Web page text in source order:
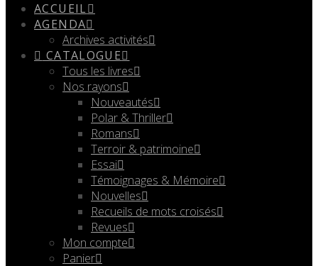
ACCUEIL
AGENDA
Archives activités
CATALOGUE
Tous les livres
Nos rayons
Nouveautés
Polar & Thriller
Romans
Terroir & patrimoine
Essai
Témoignages & Mémoire
Nouvelles
Recueils de mots croisés
Revues
Mon compte
Panier